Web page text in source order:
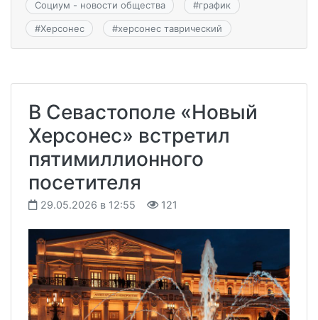
Социум - новости общества #график
#Херсонес #херсонес таврический
В Севастополе «Новый
Херсонес» встретил
пятимиллионного
посетителя
29.05.2026 в 12:55 121